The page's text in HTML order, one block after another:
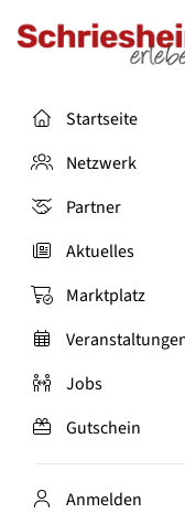
Startseite
Netzwerk
Partner
Aktuelles
Marktplatz
Jobs
Gutschein
Anmelden